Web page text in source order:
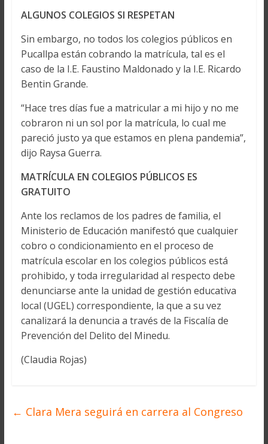
ALGUNOS COLEGIOS SI RESPETAN
Sin embargo, no todos los colegios públicos en
Pucallpa están cobrando la matrícula, tal es el
caso de la I.E. Faustino Maldonado y la I.E. Ricardo
Bentin Grande.
“Hace tres días fue a matricular a mi hijo y no me
cobraron ni un sol por la matrícula, lo cual me
pareció justo ya que estamos en plena pandemia”,
dijo Raysa Guerra.
MATRÍCULA EN COLEGIOS PÚBLICOS ES
GRATUITO
Ante los reclamos de los padres de familia, el
Ministerio de Educación manifestó que cualquier
cobro o condicionamiento en el proceso de
matrícula escolar en los colegios públicos está
prohibido, y toda irregularidad al respecto debe
denunciarse ante la unidad de gestión educativa
local (UGEL) correspondiente, la que a su vez
canalizará la denuncia a través de la Fiscalía de
Prevención del Delito del Minedu.
(Claudia Rojas)
← Clara Mera seguirá en carrera al Congreso